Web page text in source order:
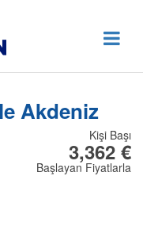
444 80 92
Akdeniz
Kişi Başı
3,362 €
Başlayan Fiyatlarla